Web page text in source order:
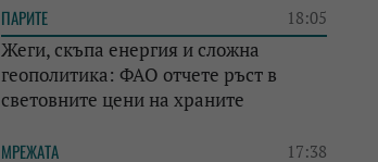
ПАРИТЕ 18:05
Жеги, скъпа енергия и сложна
геополитика: ФАО отчете ръст в
световните цени на храните
МРЕЖАТА 17:38